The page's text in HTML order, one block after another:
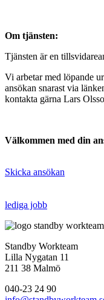
Om tjänsten:
Tjänsten är en
Vi arbetar med löpande
ansökan snarast via
kontakta gärna Lars
Välkommen med din
Skicka ansökan
lediga jobb
Standby Workteam
Lilla Nygatan 11
211 38 Malmö
040-23 24 90